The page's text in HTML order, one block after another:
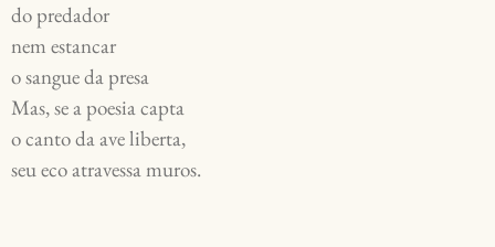
do predador
nem estancar
o sangue da presa
Mas, se a poesia capta
o canto da ave liberta,
seu eco atravessa muros.